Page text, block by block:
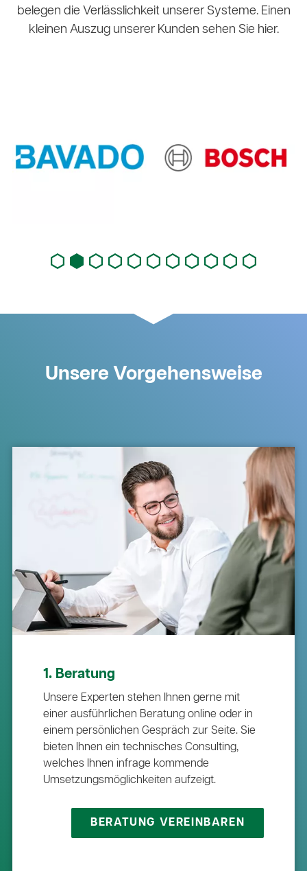
belegen die Verlässlichkeit unserer Systeme. Einen
kleinen Auszug unserer Kunden sehen Sie hier.
Unsere Vorgehensweise
1. Beratung
Unsere Experten stehen Ihnen gerne mit
einer ausführlichen Beratung online oder in
einem persönlichen Gespräch zur Seite. Sie
bieten Ihnen ein technisches Consulting,
welches Ihnen infrage kommende
Umsetzungsmöglichkeiten aufzeigt.
BERATUNG VEREINBAREN